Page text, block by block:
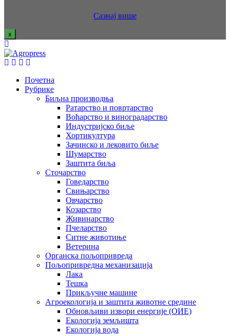
Сазнај више
x
Почетна
Рубрике
Биљна производња
Ратарство и повртарство
Воћарство и виноградарство
Индустријско биље
Хортикултура
Зачинско и лековито биље
Шумарство
Заштита биља
Сточарство
Говедарство
Свињарство
Овчарство
Козарство
Живинарство
Пчеларство
Ситне животиње
Ветерина
Органска пољопривреда
Пољопривредна механизација
Лака
Тешка
Прикључне машине
Агроекологија и заштита животне средине
Обновљиви извори енергије (ОИЕ)
Екологија земљишта
Екологија вода